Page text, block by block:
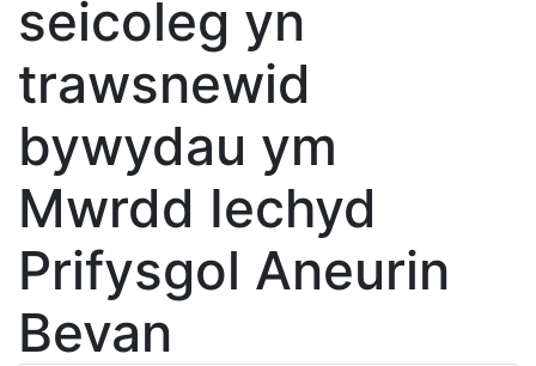
seicoleg yn
trawsnewid
bywydau ym
Mwrdd Iechyd
Prifysgol Aneurin
Bevan